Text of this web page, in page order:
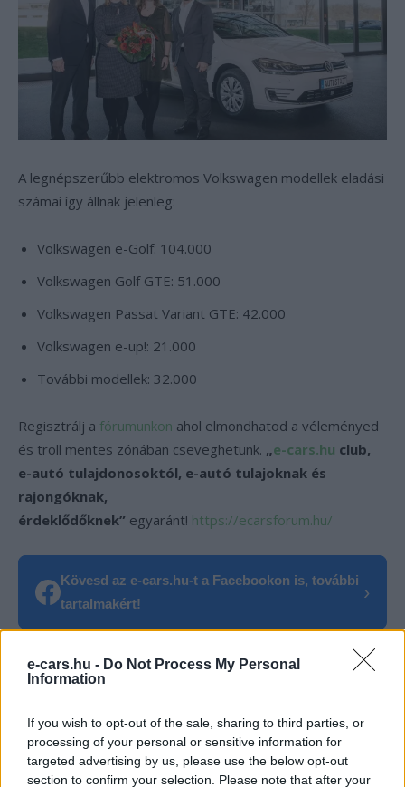
e-cars.hu - Do Not Process My Personal
Information
If you wish to opt-out of the sale, sharing to third parties, or
processing of your personal or sensitive information for
targeted advertising by us, please use the below opt-out
section to confirm your selection. Please note that after your
A legnépszerűbb elektromos Volkswagen modellek eladási
számai így állnak jelenleg:
Volkswagen e-Golf: 104.000
Volkswagen Golf GTE: 51.000
Volkswagen Passat Variant GTE: 42.000
Volkswagen e-up!: 21.000
További modellek: 32.000
Regisztrálj a fórumunkon ahol elmondhatod a véleményed
és troll mentes zónában cseveghetünk. „e-cars.hu club,
e-autó tulajdonosoktól, e-autó tulajoknak és
rajongóknak,
érdeklődőknek” egyaránt! https://ecarsforum.hu/
Kövesd az e-cars.hu-t a Facebookon is, további
tartalmakért!
›
CÍMKÉK e-Golf Plug-In Híbrid